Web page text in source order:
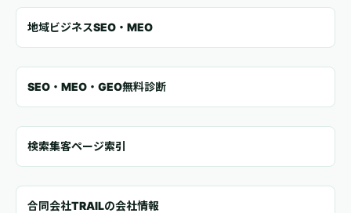
地域ビジネスSEO・MEO
SEO・MEO・GEO無料診断
検索集客ページ索引
合同会社TRAILの会社情報